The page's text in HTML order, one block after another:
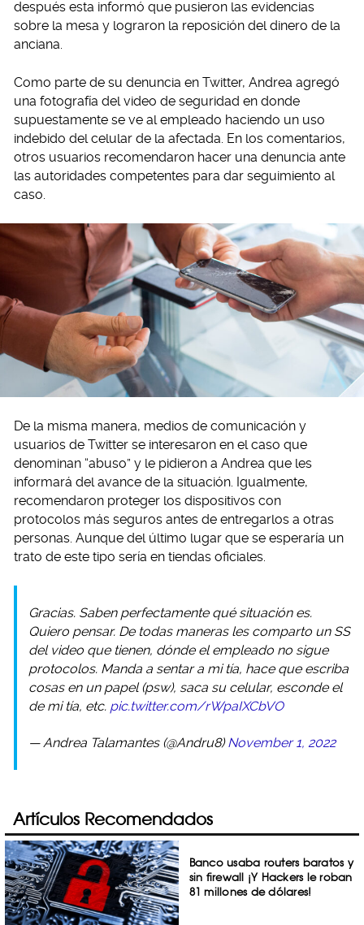
después esta informó que pusieron las evidencias
sobre la mesa y lograron la reposición del dinero de la
anciana.
Como parte de su denuncia en Twitter, Andrea agregó
una fotografía del video de seguridad en donde
supuestamente se ve al empleado haciendo un uso
indebido del celular de la afectada. En los comentarios,
otros usuarios recomendaron hacer una denuncia ante
las autoridades competentes para dar seguimiento al
caso.
De la misma manera, medios de comunicación y
usuarios de Twitter se interesaron en el caso que
denominan “abuso” y le pidieron a Andrea que les
informará del avance de la situación. Igualmente,
recomendaron proteger los dispositivos con
protocolos más seguros antes de entregarlos a otras
personas. Aunque del último lugar que se esperaría un
trato de este tipo sería en tiendas oficiales.
Gracias. Saben perfectamente qué situación es.
Quiero pensar. De todas maneras les comparto un SS
del video que tienen, dónde el empleado no sigue
protocolos. Manda a sentar a mi tía, hace que escriba
cosas en un papel (psw), saca su celular, esconde el
de mi tía, etc. pic.twitter.com/rWpaIXCbVO
— Andrea Talamantes (@Andru8)November 1, 2022
Artículos Recomendados
Banco usaba routers baratos y
sin firewall ¡Y Hackers le roban
81 millones de dólares!